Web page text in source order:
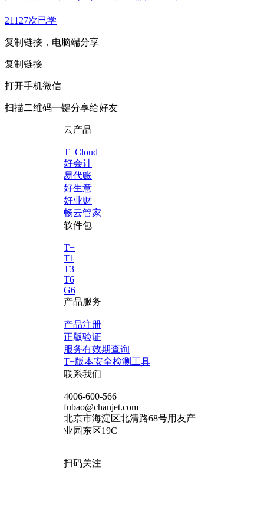
21127次已学
复制链接，电脑端分享
复制链接
打开手机微信
扫描二维码一键分享给好友
云产品
T+Cloud
好会计
易代账
好生意
好业财
畅云管家
软件包
T+
T1
T3
T6
G6
产品服务
产品注册
正版验证
服务有效期查询
T+版本安全检测工具
联系我们
4006-600-566
fubao@chanjet.com
北京市海淀区北清路68号用友产
业园东区19C
扫码关注